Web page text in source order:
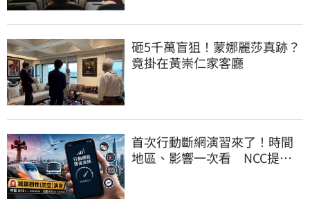
砸5千萬盲狙！蒙娜麗莎真跡？
竟掛在黃崇仁家客廳
首次行動斷網演習來了！時間
地區、影響一次看 NCC提醒